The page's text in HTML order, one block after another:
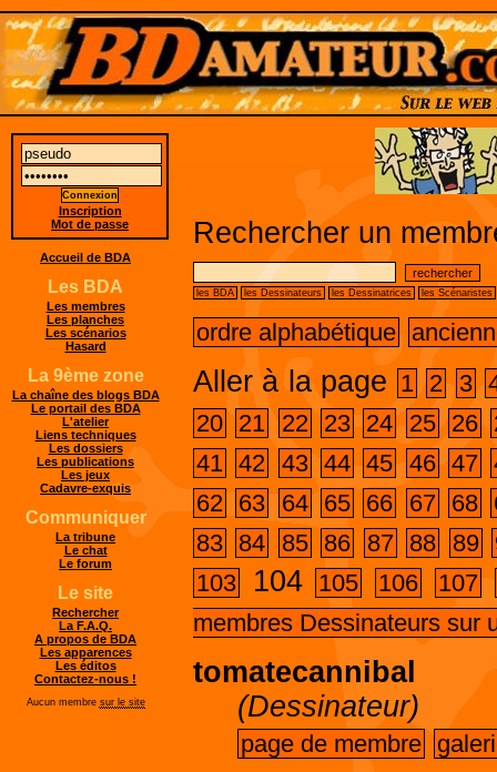
Rechercher un
les BDA les Dessinateurs les Dessinatrices les Scénaristes
ordre alphabétique
Aller à la page 1 2 3
20 21 22 23 24 25 26
41 42 43 44 45 46 47
62 63 64 65 66 67 68
83 84 85 86 87 88 89
103
104 105 106
107
membres Dessinateurs sur
tomatecannibal
(Dessinateur)
page de membre
Inscription
Mot de passe
Accueil de BDA
Les BDA
Les membres
Les planches
Les scénarios
Hasard
La 9ème zone
La chaîne des blogs BDA
Le portail des BDA
L'atelier
Liens techniques
Les dossiers
Les publications
Les jeux
Cadavre-exquis
Communiquer
La tribune
Le chat
Le forum
Le site
Rechercher
La F.A.Q.
A propos de BDA
Les apparences
Les éditos
Contactez-nous !
Aucun membre sur le site